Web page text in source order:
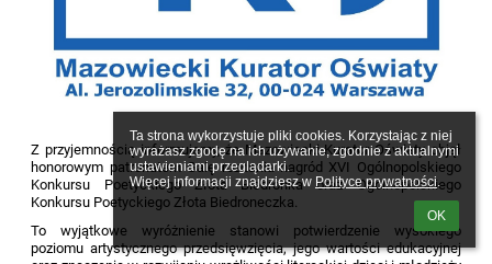
Ta strona wykorzystuje pliki cookies. Korzystając z niej
wyrażasz zgodę na ich używanie, zgodnie z aktualnymi
ustawieniami przeglądarki.
Więcej informacji znajdziesz w Polityce prywatności.
OK
Z przyjemnością informujemy, że Mazowiecki Kurator Oświaty objął
honorowym patronatem Galę rozdania nagród XVI Ogólnopolskiego
Konkursu Poetyckiego Złota Biedronka oraz Ogólnopolskiego
Konkursu Poetyckiego Złota Biedroneczka.
To wyjątkowe wyróżnienie stanowi potwierdzenie wysokiego
poziomu artystycznego przedsięwzięcia, jego wartości edukacyjnej